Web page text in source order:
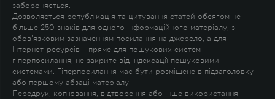
забороняється.
Дозволяється републікація та цитування статей обсягом не
більше 250 знаків для одного інформаційного матеріалу, з
обов'язковим зазначенням посилання на джерело, а для
Інтернет-ресурсів – пряме для пошукових систем
гіперпосилання, не закрите від індексації пошуковими
системами. Гіперпосилання має бути розміщене в підзаголовку
або першому абзаці матеріалу.
Передрук, копіювання, відтворення або інше використання